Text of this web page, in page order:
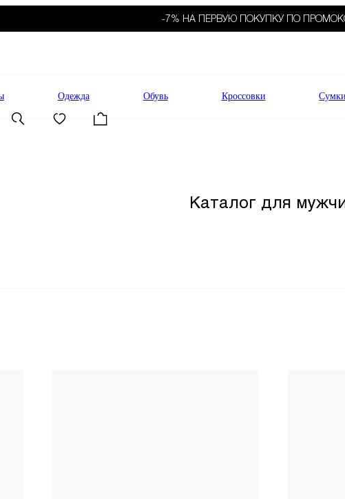
-7% НА ПЕРВУЮ ПОКУПКУ ПО
Одежда Обувь Кроссовки Сумки
Каталог для